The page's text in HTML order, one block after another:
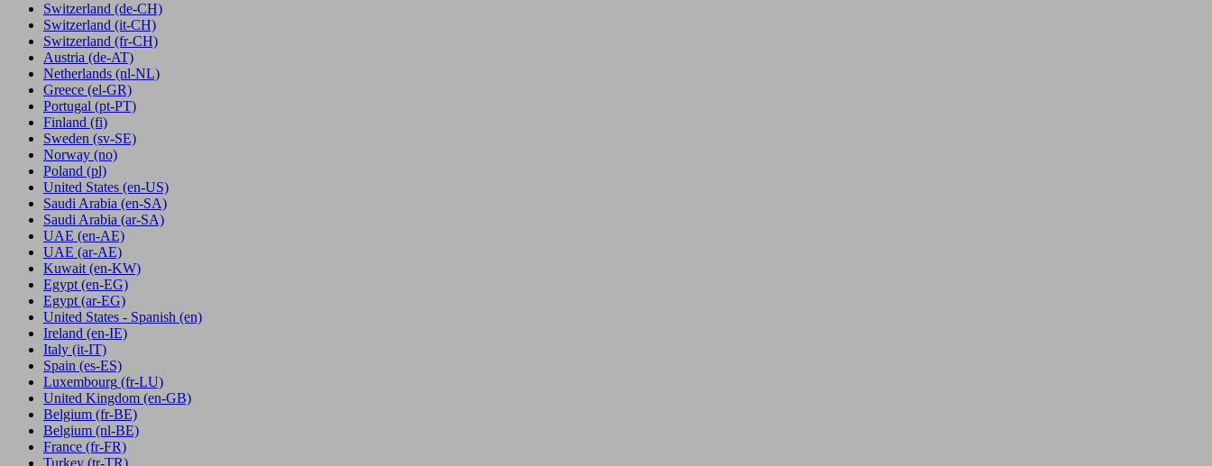
Switzerland (de-CH)
Switzerland (it-CH)
Switzerland (fr-CH)
Austria (de-AT)
Netherlands (nl-NL)
Greece (el-GR)
Portugal (pt-PT)
Finland (fi)
Sweden (sv-SE)
Norway (no)
Poland (pl)
United States (en-US)
Saudi Arabia (en-SA)
Saudi Arabia (ar-SA)
UAE (en-AE)
UAE (ar-AE)
Kuwait (en-KW)
Egypt (en-EG)
Egypt(ar-EG)
United States - Spanish (en)
Ireland (en-IE)
Italy (it-IT)
Spain (es-ES)
Luxembourg (fr-LU)
United Kingdom (en-GB)
Belgium (fr-BE)
Belgium (nl-BE)
France (fr-FR)